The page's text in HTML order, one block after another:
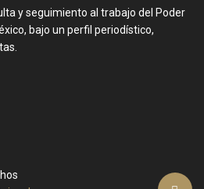
y seguimiento al trabajo del Poder
bajo un perfil periodístico,